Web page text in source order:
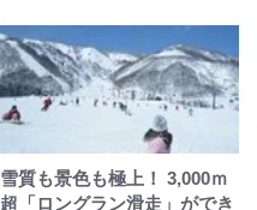
雪質も景色も極上！ 3,000ｍ
超「ロングラン滑走」ができ